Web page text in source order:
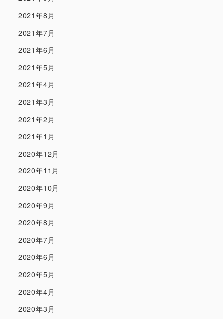
2021年8月
2021年7月
2021年6月
2021年5月
2021年4月
2021年3月
2021年2月
2021年1月
2020年12月
2020年11月
2020年10月
2020年9月
2020年8月
2020年7月
2020年6月
2020年5月
2020年4月
2020年3月